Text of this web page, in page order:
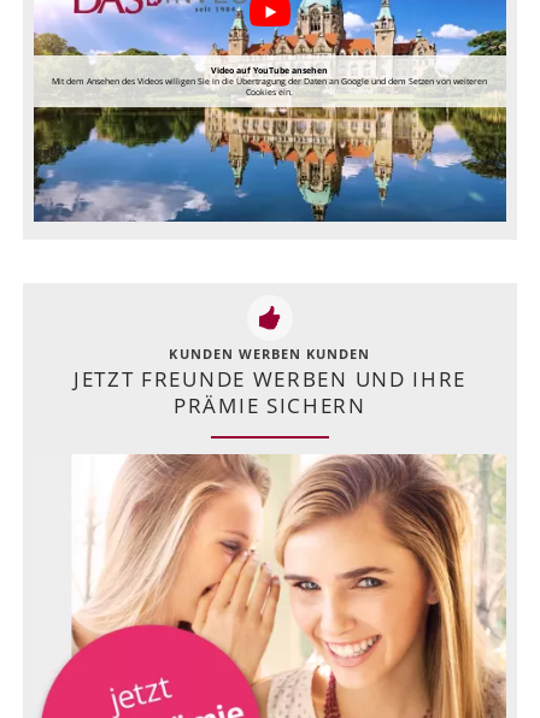
Video auf YouTube ansehen
Mit dem Ansehen des Videos willigen Sie in die Übertragung der Daten an Google und dem Setzen von weiteren
Cookies ein.
KUNDEN WERBEN KUNDEN
JETZT FREUNDE WERBEN UND IHRE
PRÄMIE SICHERN